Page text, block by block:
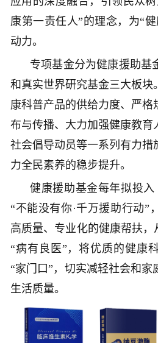
康第一责任人”的理念，为“
动力。
专项基金分为健康援助基
和真实世界研究基金三大板块
康科普产品的供给力度、严格
布与传播、大力加强健康教育
社会倡导动员等一系列有力措
力全民素养的稳步提升。
健康援助基金每年拟投入
“不能没有你·千万援助行动”
高质量、专业化的健康帮扶，
“病有良医”，将优质的健康
“家门口”，切实减轻社会和家
生活质量。